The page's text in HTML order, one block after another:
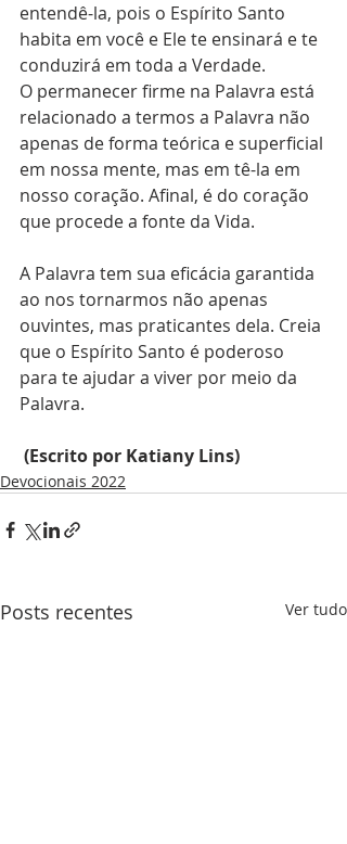
entendê-la, pois o Espírito Santo
habita em você e Ele te ensinará e te
conduzirá em toda a Verdade.
O permanecer firme na Palavra está
relacionado a termos a Palavra não
apenas de forma teórica e superficial
em nossa mente, mas em tê-la em
nosso coração. Afinal, é do coração
que procede a fonte da Vida.
A Palavra tem sua eficácia garantida
ao nos tornarmos não apenas
ouvintes, mas praticantes dela. Creia
que o Espírito Santo é poderoso
para te ajudar a viver por meio da
Palavra.
(Escrito por Katiany Lins)
Devocionais 2022
Posts recentes Ver tudo